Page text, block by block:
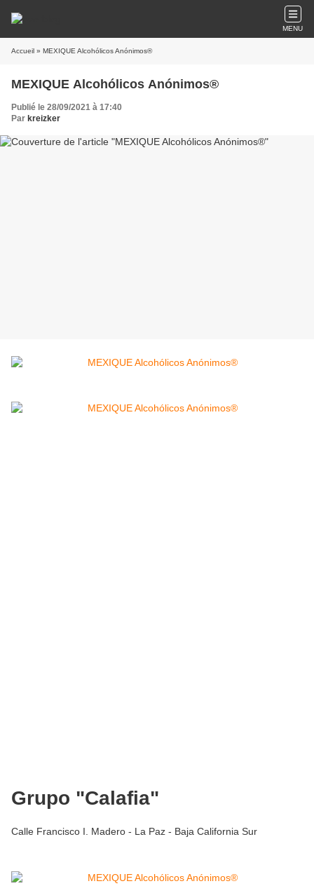
MENU
Accueil » MEXIQUE Alcohólicos Anónimos®
MEXIQUE Alcohólicos Anónimos®
Publié le 28/09/2021 à 17:40
Par kreizker
Grupo "Calafia"
Calle Francisco I. Madero - La Paz - Baja California Sur